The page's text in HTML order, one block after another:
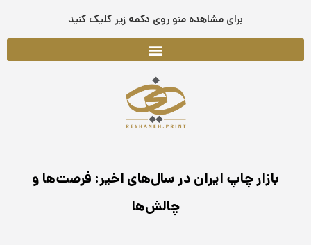
برای مشاهده منو روی دکمه زیر کلیک کنید
بازار چاپ ایران در سال‌های اخیر: فرصت‌ها و
چالش‌ها